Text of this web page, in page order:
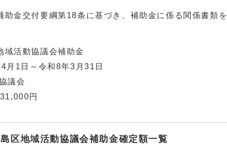
助金交付要綱第18条に基づき、補助金に係る関係書類を
活動協議会補助金
1日～令和8年3月31日
議会
円
区地域活動協議会補助金確定額一覧